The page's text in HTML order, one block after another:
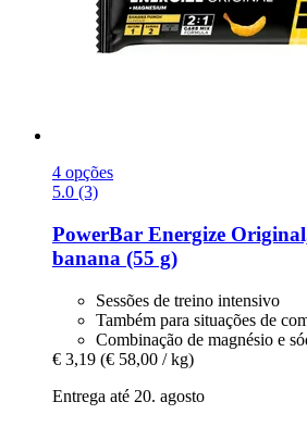
4 opções
5.0 (3)
PowerBar Energize
banana (55 g)
Sessões de treino intensivo
Também para situações de
Combinação de magnésio e
€ 3,19 (€ 58,00 / kg)
Entrega até 20. agosto